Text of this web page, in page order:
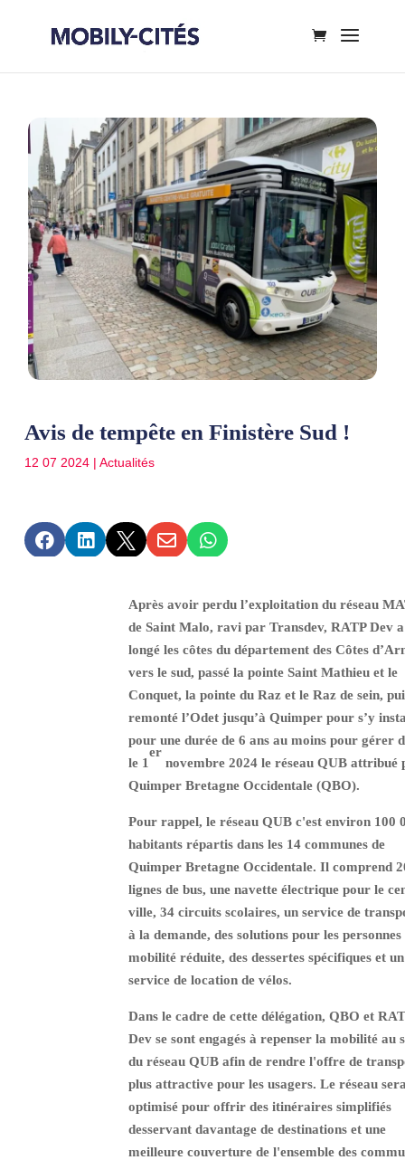
Avis de tempête en Finistère Sud !
12 07 2024| Actualités
    
Après avoir perdu l’exploitation du réseau
de Saint Malo, ravi par Transdev, RATP Dev a
longé les côtes du département des Côtes
vers le sud, passé la pointe Saint Mathieu et le
Conquet, la pointe du Raz et le Raz de sein,
remonté l’Odet jusqu’à Quimper pour s’y
pour une durée de 6 ans au moins pour gérer
le 1
er
novembre 2024 le réseau QUB attribué
Quimper Bretagne Occidentale (QBO).
Pour rappel, le réseau QUB c'est environ 100
habitants répartis dans les 14 communes de
Quimper Bretagne Occidentale. Il comprend
lignes de bus, une navette électrique pour le
ville, 34 circuits scolaires, un service de
à la demande, des solutions pour les personnes
mobilité réduite, des dessertes spécifiques et un
service de location de vélos.
Dans le cadre de cette délégation, QBO et
Dev se sont engagés à repenser la mobilité au
du réseau QUB afin de rendre l'offre de
plus attractive pour les usagers. Le réseau
optimisé pour offrir des itinéraires simplifiés
desservant davantage de destinations et une
meilleure couverture de l'ensemble des